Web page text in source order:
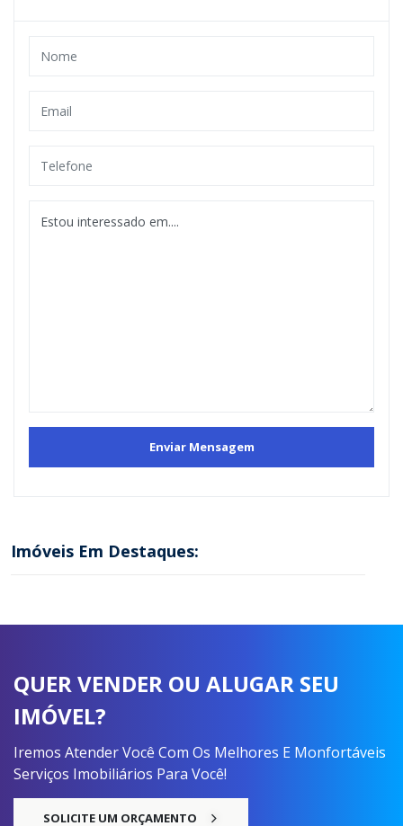
Imóveis Em Destaques:
QUER VENDER OU ALUGAR SEU
IMÓVEL?
Iremos Atender Você Com Os Melhores E Monfortáveis
Serviços Imobiliários Para Você!
SOLICITE UM ORÇAMENTO